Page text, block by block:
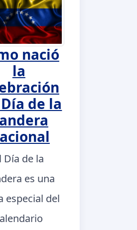
nació
la
de la
Día de la
es una
especial del